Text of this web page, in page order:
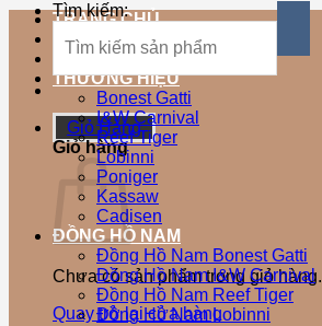
Tìm kiếm:
Giỏ Hàng
Giỏ hàng
Chưa có sản phẩm trong giỏ hàng.
Quay trở lại cửa hàng
TRANG CHỦ
SẢN PHẨM MỚI
SẢN PHẨM BÁN CHẠY
THƯƠNG HIỆU
Bonest Gatti
I&W Carnival
Reef Tiger
Lobinni
Poniger
Kassaw
Cadisen
ĐỒNG HỒ NAM
Đồng Hồ Nam Bonest Gatti
Đồng Hồ Nam I&W Carnival
Đồng Hồ Nam Reef Tiger
Đồng Hồ Nam Lobinni